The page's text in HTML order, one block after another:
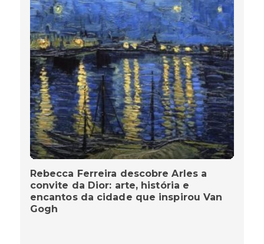
Rebecca Ferreira descobre Arles a
convite da Dior: arte, história e
encantos da cidade que inspirou Van
Gogh